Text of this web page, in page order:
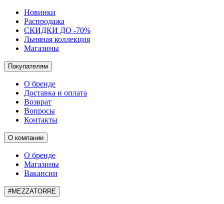
Новинки
Распродажа
СКИДКИ ДО -70%
Льняная коллекция
Магазины
Покупателям
О бренде
Доставка и оплата
Возврат
Вопросы
Контакты
О компании
О бренде
Магазины
Вакансии
#MEZZATORRE